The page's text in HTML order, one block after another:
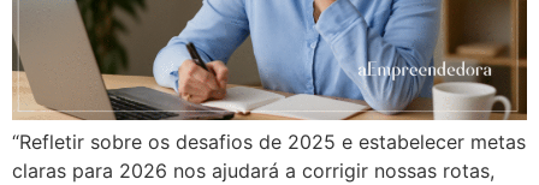
“Refletir sobre os desafios de 2025 e estabelecer metas
claras para 2026 nos ajudará a corrigir nossas rotas,